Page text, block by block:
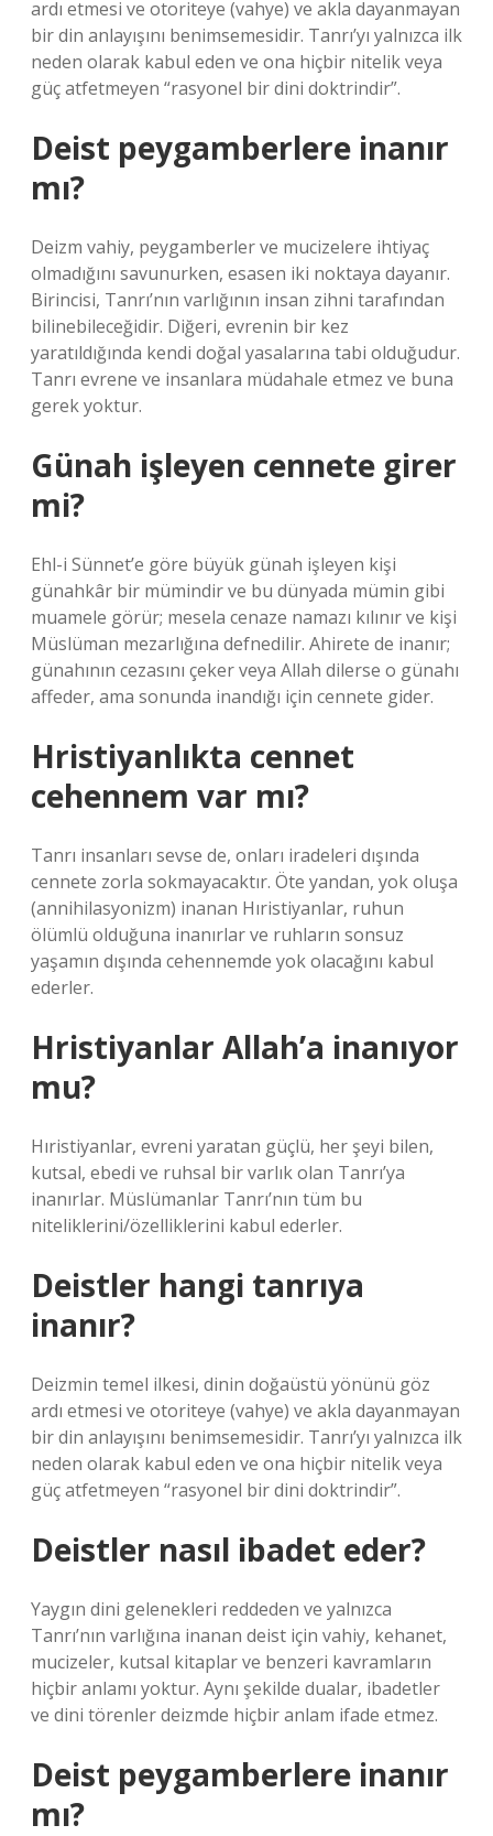
ardı etmesi ve otoriteye (vahye) ve akla dayanmayan
bir din anlayışını benimsemesidir. Tanrı’yı ​​yalnızca ilk
neden olarak kabul eden ve ona hiçbir nitelik veya
güç atfetmeyen “rasyonel bir dini doktrindir”.
Deist peygamberlere inanır
mı?
Deizm vahiy, peygamberler ve mucizelere ihtiyaç
olmadığını savunurken, esasen iki noktaya dayanır.
Birincisi, Tanrı’nın varlığının insan zihni tarafından
bilinebileceğidir. Diğeri, evrenin bir kez
yaratıldığında kendi doğal yasalarına tabi olduğudur.
Tanrı evrene ve insanlara müdahale etmez ve buna
gerek yoktur.
Günah işleyen cennete girer
mi?
Ehl-i Sünnet’e göre büyük günah işleyen kişi
günahkâr bir mümindir ve bu dünyada mümin gibi
muamele görür; mesela cenaze namazı kılınır ve kişi
Müslüman mezarlığına defnedilir. Ahirete de inanır;
günahının cezasını çeker veya Allah dilerse o günahı
affeder, ama sonunda inandığı için cennete gider.
Hristiyanlıkta cennet
cehennem var mı?
Tanrı insanları sevse de, onları iradeleri dışında
cennete zorla sokmayacaktır. Öte yandan, yok oluşa
(annihilasyonizm) inanan Hıristiyanlar, ruhun
ölümlü olduğuna inanırlar ve ruhların sonsuz
yaşamın dışında cehennemde yok olacağını kabul
ederler.
Hristiyanlar Allah’a inanıyor
mu?
Hıristiyanlar, evreni yaratan güçlü, her şeyi bilen,
kutsal, ebedi ve ruhsal bir varlık olan Tanrı’ya
inanırlar. Müslümanlar Tanrı’nın tüm bu
niteliklerini/özelliklerini kabul ederler.
Deistler hangi tanrıya
inanır?
Deizmin temel ilkesi, dinin doğaüstü yönünü göz
ardı etmesi ve otoriteye (vahye) ve akla dayanmayan
bir din anlayışını benimsemesidir. Tanrı’yı ​​yalnızca ilk
neden olarak kabul eden ve ona hiçbir nitelik veya
güç atfetmeyen “rasyonel bir dini doktrindir”.
Deistler nasıl ibadet eder?
Yaygın dini gelenekleri reddeden ve yalnızca
Tanrı’nın varlığına inanan deist için vahiy, kehanet,
mucizeler, kutsal kitaplar ve benzeri kavramların
hiçbir anlamı yoktur. Aynı şekilde dualar, ibadetler
ve dini törenler deizmde hiçbir anlam ifade etmez.
Deist peygamberlere inanır
mı?